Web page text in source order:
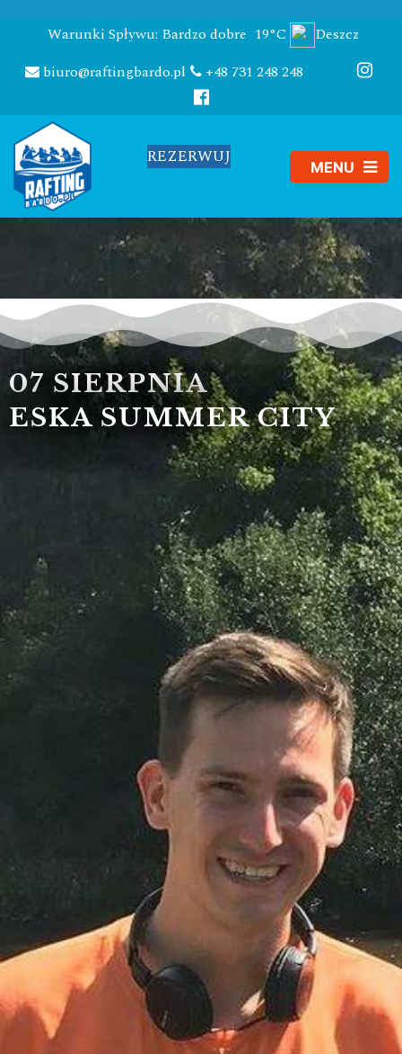
Warunki Spływu: Bardzo dobre 19°C
Deszcz
biuro@raftingbardo.pl
+48 731 248 248
REZERWUJ
07 SIERPNIA
ESKA SUMMER CITY